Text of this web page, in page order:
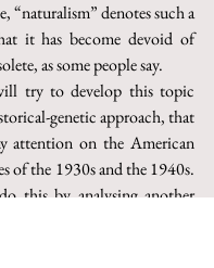
“naturalism” denotes such a
it has become devoid of
as some people say.
try to develop this topic
genetic approach, that
attention on the American
of the 1930s and the 1940s.
this by analysing another